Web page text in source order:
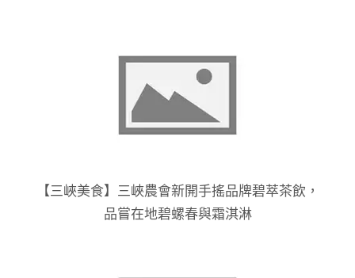
【三峽美食】三峽農會新開手搖品牌碧萃茶飲，
品嘗在地碧螺春與霜淇淋